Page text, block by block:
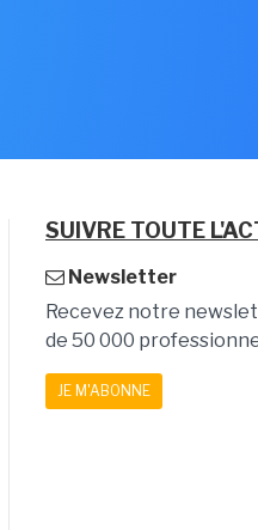
SUIVRE TOUTE
Newsletter
Recevez notre
de 50 000
JE M'ABONNE